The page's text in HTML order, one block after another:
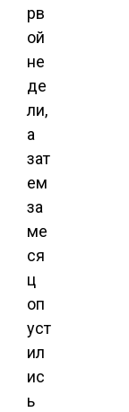
рв
ой
не
де
ли,
а
зат
ем
за
ме
ся
ц
оп
уст
ил
ис
ь